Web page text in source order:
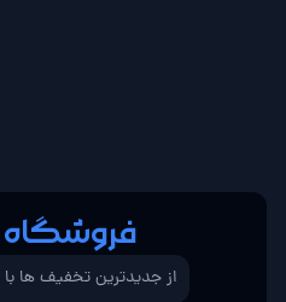
فروشگاه